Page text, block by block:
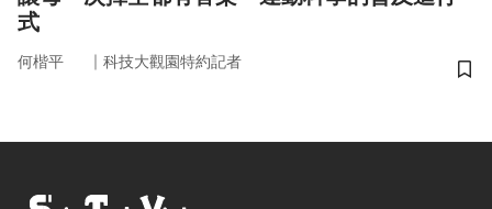
式
何楷平 ｜ 科技大觀園特約記者
儲